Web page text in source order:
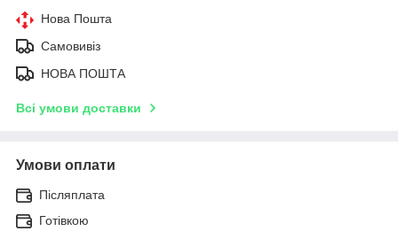
Нова Пошта
Самовивіз
НОВА ПОШТА
Всі умови доставки
Умови оплати
Післяплата
Готівкою